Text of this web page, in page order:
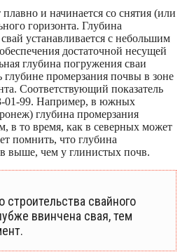
и начинается со снятия (или
горизонта. Глубина
устанавливается с небольшим
достаточной несущей
глубина погружения сваи
глубине промерзания почвы в зоне
Соответствующий показатель
01-99. Например, в южных
глубина промерзания
в то время, как в северных может
помнить, что глубина
выше, чем у глинистых почв.
строительства свайного
ввинчена свая, тем